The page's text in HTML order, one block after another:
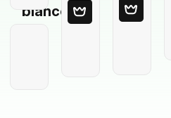
blanco